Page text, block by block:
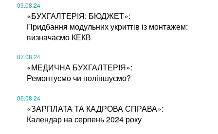
09.08.24
«БУХГАЛТЕРІЯ: БЮДЖЕТ»:
Придбання модульних укриттів із монтажем:
визначаємо КЕКВ
07.08.24
«МЕДИЧНА БУХГАЛТЕРІЯ»:
Ремонтуємо чи поліпшуємо?
06.08.24
«ЗАРПЛАТА ТА КАДРОВА СПРАВА»:
Календар на серпень 2024 року